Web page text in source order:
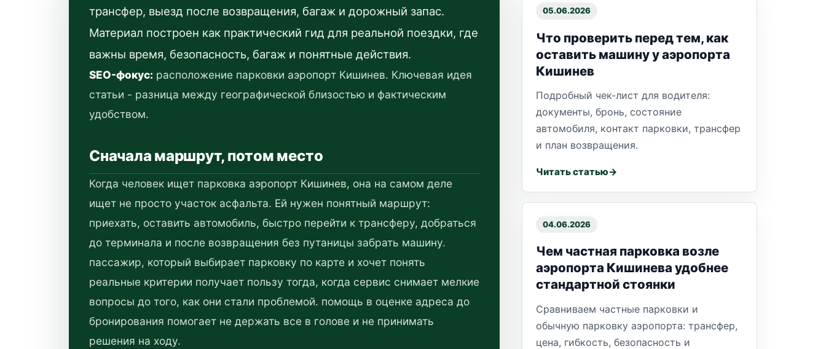
трансфер, выезд после возвращения, багаж и дорожный запас.
Материал построен как практический гид для реальной поездки, где
важны время, безопасность, багаж и понятные действия.
SEO-фокус: расположение парковки аэропорт Кишинев. Ключевая идея
статьи - разница между географической близостью и фактическим
удобством.
Сначала маршрут, потом место
Когда человек ищет парковка аэропорт Кишинев, она на самом деле
ищет не просто участок асфальта. Ей нужен понятный маршрут:
приехать, оставить автомобиль, быстро перейти к трансферу, добраться
до терминала и после возвращения без путаницы забрать машину.
пассажир, который выбирает парковку по карте и хочет понять
реальные критерии получает пользу тогда, когда сервис снимает мелкие
вопросы до того, как они стали проблемой. помощь в оценке адреса до
бронирования помогает не держать все в голове и не принимать
решения на ходу.
05.06.2026
Что проверить перед тем, как
оставить машину у аэропорта
Кишинев
Подробный чек-лист для водителя:
документы, бронь, состояние
автомобиля, контакт парковки, трансфер
и план возвращения.
Читать статью
04.06.2026
Чем частная парковка возле
аэропорта Кишинева удобнее
стандартной стоянки
Сравниваем частные парковки и
обычную парковку аэропорта: трансфер,
цена, гибкость, безопасность и